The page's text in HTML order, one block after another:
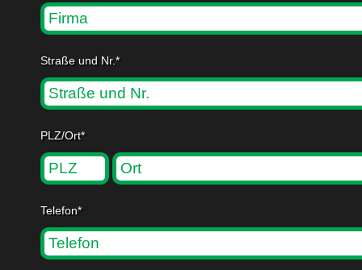
Straße und Nr.*
PLZ/Ort*
Telefon*